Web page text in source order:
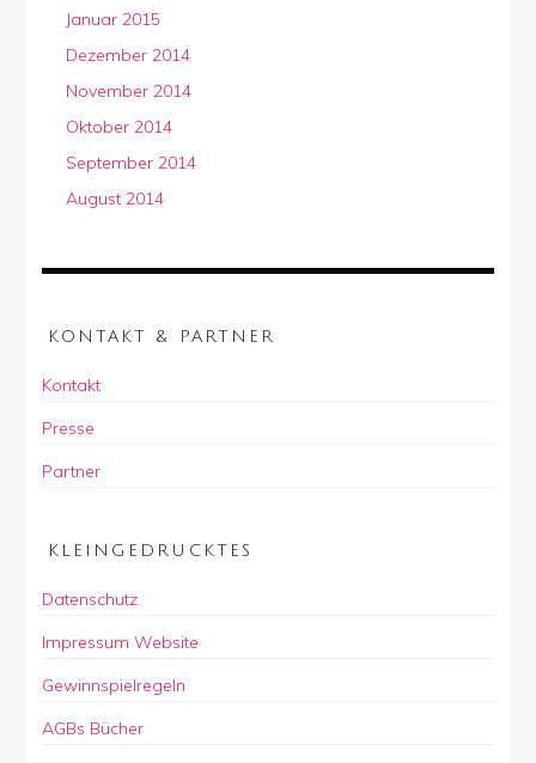
Januar 2015
Dezember 2014
November 2014
Oktober 2014
September 2014
August 2014
KONTAKT & PARTNER
Kontakt
Presse
Partner
KLEINGEDRUCKTES
Datenschutz
Impressum Website
Gewinnspielregeln
AGBs Bücher